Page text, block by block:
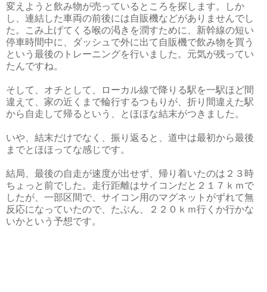
変えようと飲み物が売っているところを探します。しか
し、連結した車両の前後には自販機などがありませんでし
た。こみ上げてくる喉の渇きを潤すために、新幹線の短い
停車時間中に、ダッシュで外に出て自販機で飲み物を買う
という最後のトレーニングを行いました。元気が残ってい
たんですね。
そして、オチとして、ローカル線で降りる駅を一駅ほど間
違えて、家の近くまで輪行するつもりが、折り間違えた駅
から自走して帰るという、とほほな結末がつきました。
いや、結末だけでなく、振り返ると、道中は最初から最後
までとほほってな感じです。
結局、最後の自走が速度が出せず、帰り着いたのは２３時
ちょっと前でした。走行距離はサイコンだと２１７ｋｍで
したが、一部区間で、サイコン用のマグネットがずれて無
反応になっていたので、たぶん、２２０ｋｍ行くか行かな
いかという予想です。